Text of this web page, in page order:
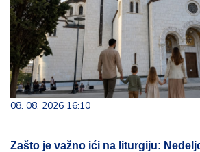
08. 08. 2026 16:10
Zašto je važno ići na liturgiju: